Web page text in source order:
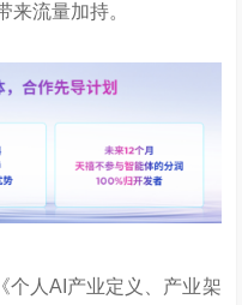
来流量加持。
个人AI产业定义、产业架